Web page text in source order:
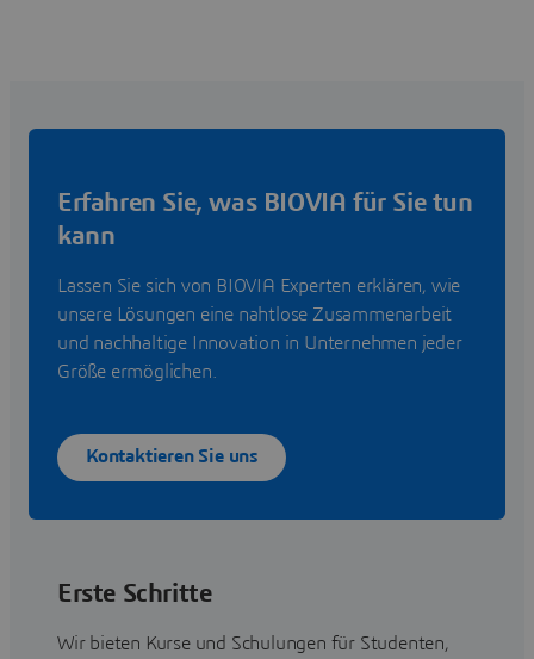
Erfahren Sie, was BIOVIA für Sie tun
kann
Lassen Sie sich von BIOVIA Experten erklären, wie
unsere Lösungen eine nahtlose Zusammenarbeit
und nachhaltige Innovation in Unternehmen jeder
Größe ermöglichen.
Kontaktieren Sie uns
Erste Schritte
Wir bieten Kurse und Schulungen für Studenten,